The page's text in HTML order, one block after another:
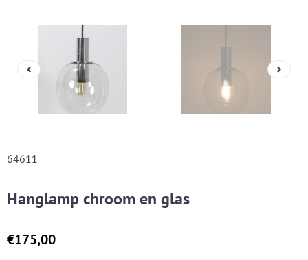
64611
Hanglamp chroom en glas
€175,00